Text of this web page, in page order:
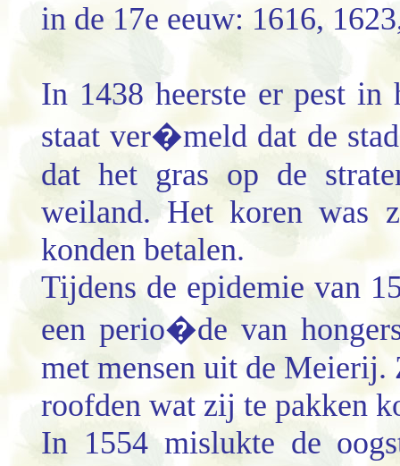
in de 17e eeuw: 1616,
In 1438 heerste er pest in
staat ver�meld dat de
dat het gras op de
weiland. Het koren was
konden betalen.
Tijdens de epidemie van
een perio�de van
met mensen uit de
roofden wat zij te pakken
In 1554 mislukte de